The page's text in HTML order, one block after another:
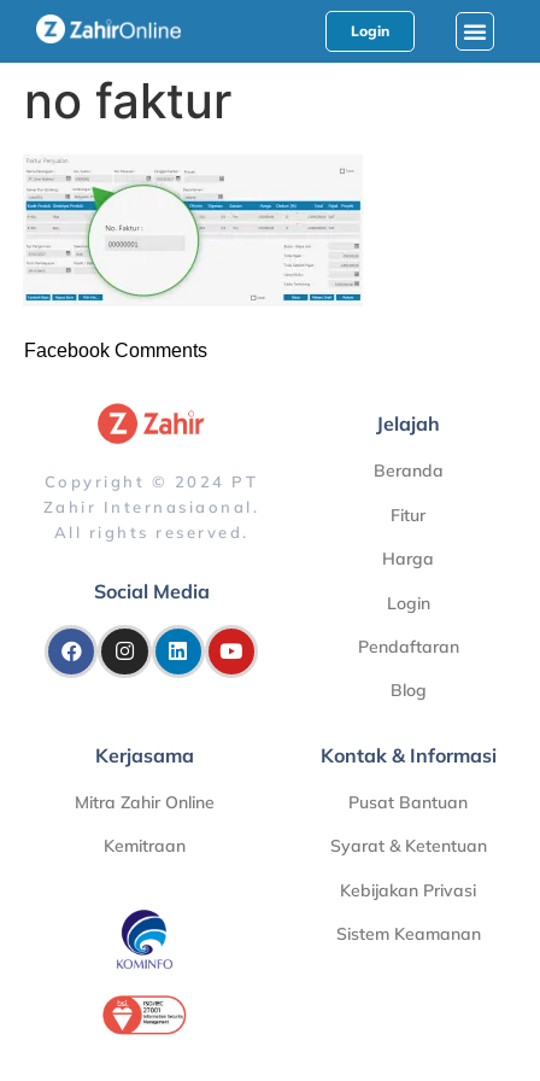
Login
no faktur
Facebook Comments
Copyright © 2024 PT
Zahir Internasiaonal.
All rights reserved.
Social Media
Jelajah
Beranda
Fitur
Harga
Login
Pendaftaran
Blog
Kerjasama
Mitra Zahir Online
Kemitraan
Kontak & Informasi
Pusat Bantuan
Syarat & Ketentuan
Kebijakan Privasi
Sistem Keamanan